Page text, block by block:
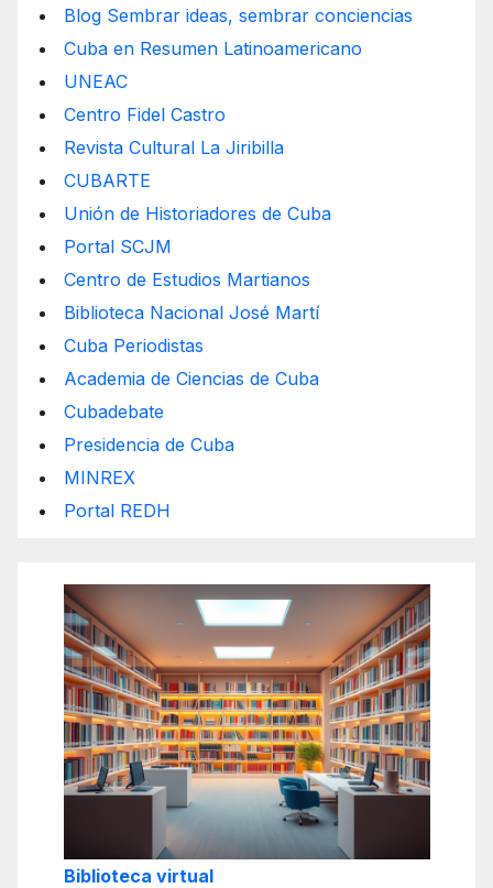
Blog Sembrar ideas, sembrar conciencias
Cuba en Resumen Latinoamericano
UNEAC
Centro Fidel Castro
Revista Cultural La Jiribilla
CUBARTE
Unión de Historiadores de Cuba
Portal SCJM
Centro de Estudios Martianos
Biblioteca Nacional José Martí
Cuba Periodistas
Academia de Ciencias de Cuba
Cubadebate
Presidencia de Cuba
MINREX
Portal REDH
Biblioteca virtual